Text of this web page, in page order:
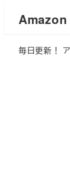
Amazon
毎日更新！